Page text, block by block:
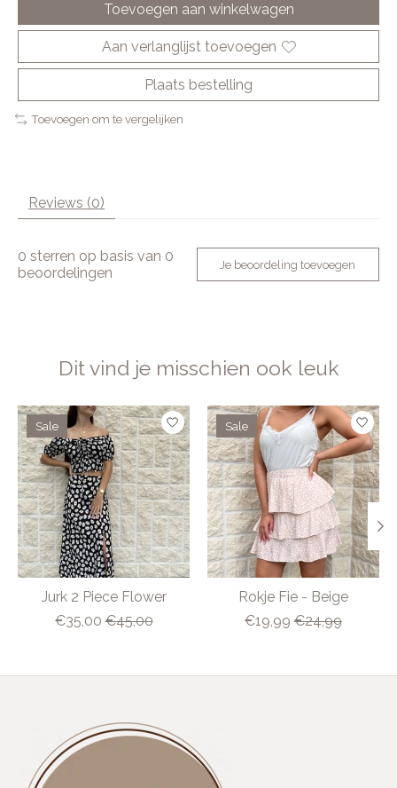
Toevoegen aan winkelwagen
Aan verlanglijst toevoegen
Plaats bestelling
Toevoegen om te vergelijken
Reviews (0)
0 sterren op basis van 0
beoordelingen
Je beoordeling toevoegen
Dit vind je misschien ook leuk
Items van productcarrousel
Sale
Jurk 2 Piece Flower
€35,00 €45,00
Sale
Rokje Fie - Beige
€19,99 €24,99